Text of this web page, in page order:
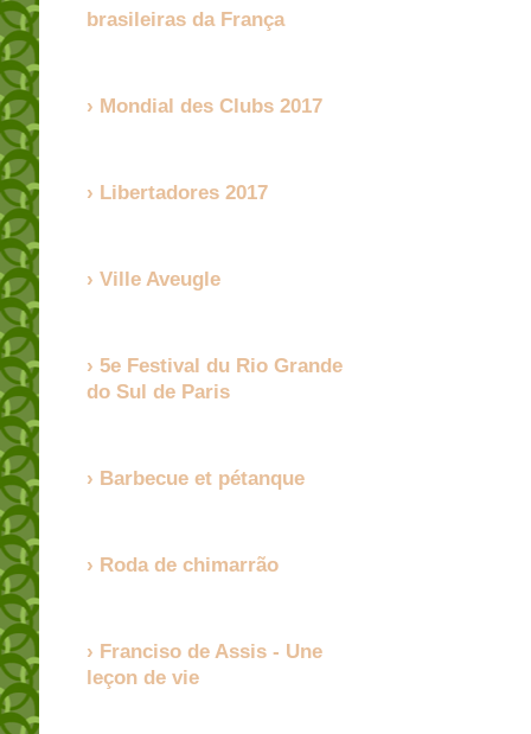
brasileiras da França
Mondial des Clubs 2017
Libertadores 2017
Ville Aveugle
5e Festival du Rio Grande
do Sul de Paris
Barbecue et pétanque
Roda de chimarrão
Franciso de Assis - Une
leçon de vie